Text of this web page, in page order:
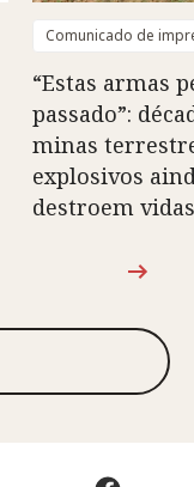
Comunicado de
“Estas armas
passado”:
minas
explosivos
destroem vidas